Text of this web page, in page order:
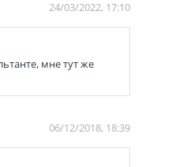
24/03/2022, 17:10
мне тут же
06/12/2018, 18:39